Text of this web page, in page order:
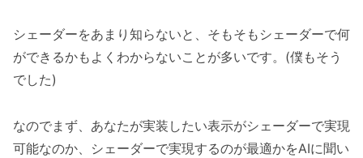
シェーダーをあまり知らないと、そもそもシェーダーで何
ができるかもよくわからないことが多いです。(僕もそう
でした)
なのでまず、あなたが実装したい表示がシェーダーで実現
可能なのか、シェーダーで実現するのが最適かをAIに聞い